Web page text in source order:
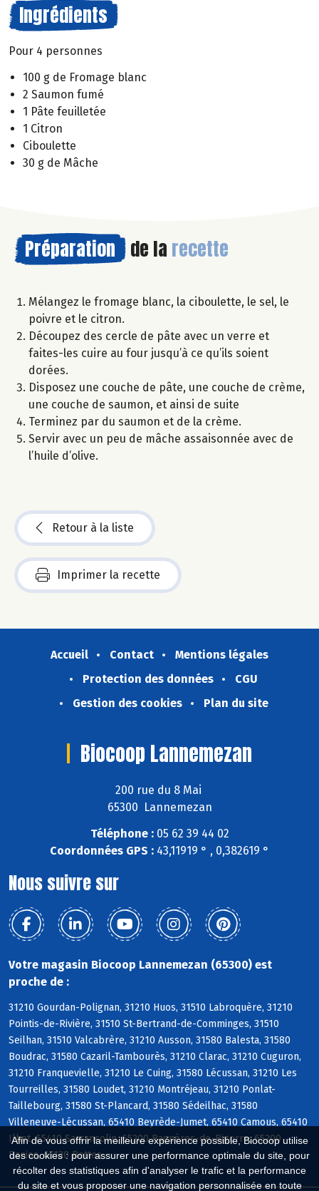
Afin de vous offrir la meilleure expérience possible, Biocoop utilise
des cookies : pour assurer une performance optimale du site, pour
récolter des statistiques afin d'analyser le trafic et la performance
du site et vous proposer une navigation personnalisée en toute
Ingrédients
Pour 4 personnes
100 g de Fromage blanc
2 Saumon fumé
1 Pâte feuilletée
1 Citron
Ciboulette
30 g de Mâche
Préparation de la recette
Mélangez le fromage blanc, la ciboulette, le sel, le
poivre et le citron.
Découpez des cercle de pâte avec un verre et
faites-les cuire au four jusqu’à ce qu’ils soient
dorées.
Disposez une couche de pâte, une couche de crème,
une couche de saumon, et ainsi de suite
Terminez par du saumon et de la crème.
Servir avec un peu de mâche assaisonnée avec de
l’huile d’olive.
Retour à la liste
Imprimer la recette
Accueil Contact
Mentions légales
Protection des données
CGU
Gestion des cookies
Plan du site
Biocoop Lannemezan
200 rue du 8 Mai
65300 Lannemezan
Téléphone :05 62 39 44 02
Coordonnées GPS : 43,11919 ° , 0,382619 °
Nous suivre sur
Votre magasin Biocoop Lannemezan (65300) est
proche de :
31210 Gourdan-Polignan, 31210 Huos, 31510 Labroquère, 31210
Pointis-de-Rivière, 31510 St-Bertrand-de-Comminges, 31510
Seilhan, 31510 Valcabrère, 31210 Ausson, 31580 Balesta, 31580
Boudrac, 31580 Cazaril-Tambourès, 31210 Clarac, 31210 Cuguron,
31210 Franquevielle, 31210 Le Cuing, 31580 Lécussan, 31210 Les
Tourreilles, 31580 Loudet, 31210 Montréjeau, 31210 Ponlat-
Taillebourg, 31580 St-Plancard, 31580 Sédeilhac, 31580
Villeneuve-Lécussan, 65410 Beyrède-Jumet, 65410 Camous, 65410
Ilhet, 65410 Sarrancolin, 65200 Bagnères-de-Bigorre, 65200
Banios, 65130 Bettes